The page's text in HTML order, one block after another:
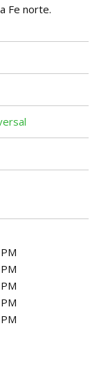
Fe norte.